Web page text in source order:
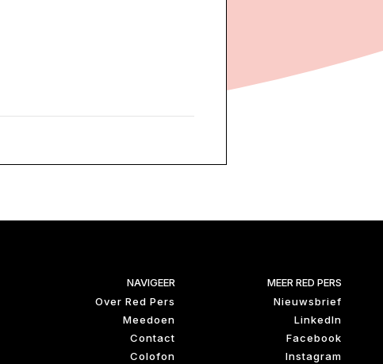
NAVIGEER
Over Red Pers
Meedoen
Contact
Colofon
MEER RED PERS
Nieuwsbrief
LinkedIn
Facebook
Instagram